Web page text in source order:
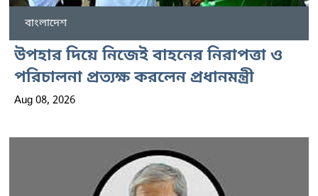
বাংলাদেশ
উপহার দিয়ে নিজেই বাহনের নিরাপত্তা ও
পরিচালনা প্রত্যক্ষ করলেন প্রধানমন্ত্রী
Aug 08, 2026